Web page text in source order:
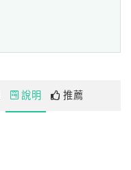
說明 推薦